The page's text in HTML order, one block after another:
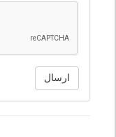
ارسال